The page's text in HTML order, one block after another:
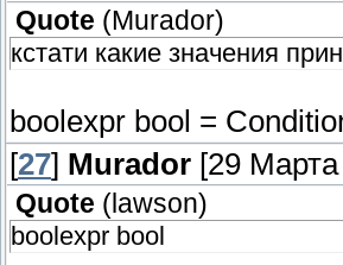
Quote (Murador)
кстати какие значения
boolexpr bool =
[27] Murador [29
Quote ( lawson)
boolexpr bool